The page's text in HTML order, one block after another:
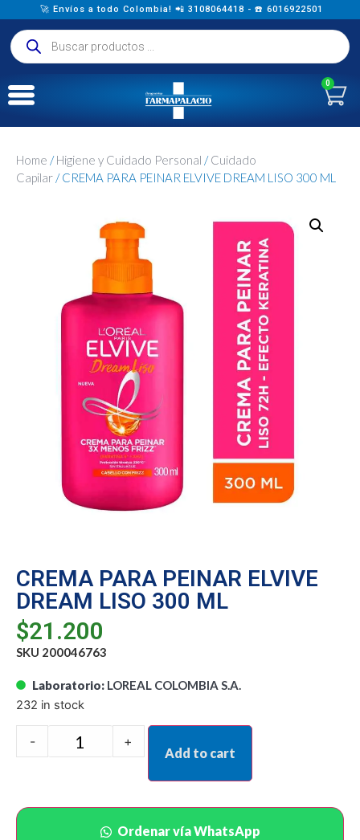
🚀 Envíos a todo Colombia! 📲 3108064418 - ☎️ 6016922501
0
Home /Higiene y Cuidado Personal /Cuidado
Capilar / CREMA PARA PEINAR ELVIVE DREAM LISO 300 ML
CREMA PARA PEINAR ELVIVE
DREAM LISO 300 ML
$21.200
SKU 200046763
Laboratorio: LOREAL COLOMBIA S.A.
232 in stock
- +
Add to cart
Ordenar vía WhatsApp